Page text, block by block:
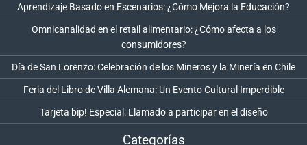
Aprendizaje Basado en Escenarios: ¿Cómo Mejora la Educación?
Omnicanalidad en el retail alimentario: ¿Cómo afecta a los
consumidores?
Día de San Lorenzo: Celebración de los Mineros y la Minería en Chile
Feria del Libro de Villa Alemana: Un Evento Cultural Imperdible
Tarjeta bip! Especial: Llamado a participar en el diseño
Categorías